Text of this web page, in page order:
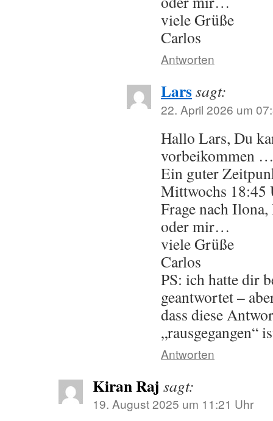
viele Grüße
Carlos
Antworten
Larssagt:
22. April 2026 um
Hallo Lars, Du
vorbeikommen
Ein guter
Mittwochs 18:45
Frage nach
oder mir…
viele Grüße
Carlos
PS: ich hatte dir
geantwortet –
dass diese
„rausgegangen“
Antworten
Kiran Raj sagt:
19. August 2025 um 11:21 Uhr